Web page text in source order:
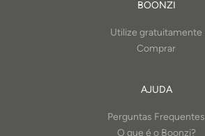
BOONZI
Utilize gratuitamente
Comprar
AJUDA
Perguntas Frequentes
O que é o Boonzi?